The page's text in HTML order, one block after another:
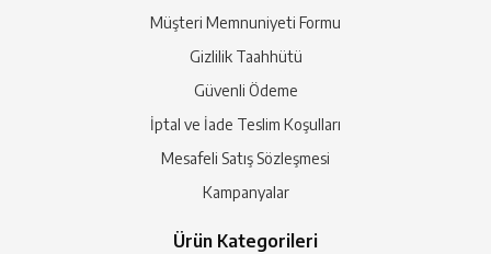
Müşteri Memnuniyeti Formu
Gizlilik Taahhütü
Güvenli Ödeme
İptal ve İade Teslim Koşulları
Mesafeli Satış Sözleşmesi
Kampanyalar
Ürün Kategorileri